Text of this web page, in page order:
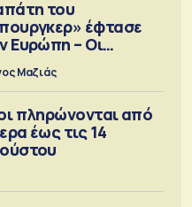
του
έφτασε
Ευρώπη – Οι
Μαζιάς
πληρώνονται από
έως τις 14